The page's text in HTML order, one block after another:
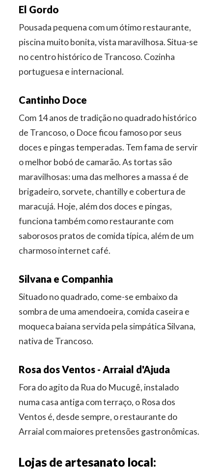
El Gordo
Pousada pequena com um ótimo restaurante,
piscina muito bonita, vista maravilhosa. Situa-se
no centro histórico de Trancoso. Cozinha
portuguesa e internacional.
Cantinho Doce
Com 14 anos de tradição no quadrado histórico
de Trancoso, o Doce ficou famoso por seus
doces e pingas temperadas. Tem fama de servir
o melhor bobó de camarão. As tortas são
maravilhosas: uma das melhores a massa é de
brigadeiro, sorvete, chantilly e cobertura de
maracujá. Hoje, além dos doces e pingas,
funciona também como restaurante com
saborosos pratos de comida típica, além de um
charmoso internet café.
Silvana e Companhia
Situado no quadrado, come-se embaixo da
sombra de uma amendoeira, comida caseira e
moqueca baiana servida pela simpática Silvana,
nativa de Trancoso.
Rosa dos Ventos - Arraial d'Ajuda
Fora do agito da Rua do Mucugê, instalado
numa casa antiga com terraço, o Rosa dos
Ventos é, desde sempre, o restaurante do
Arraial com maiores pretensões gastronômicas.
Lojas de artesanato local: